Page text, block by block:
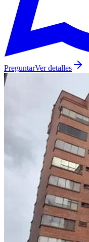
PreguntarVer detalles